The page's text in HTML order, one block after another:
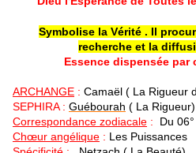
Symbolise la Vérité . Il
recherche et la
Essence dispensée par
ARCHANGE : Camaël ( La Rigueur
SEPHIRA : Guébourah ( La Rigueur)
Correspondance zodiacale :
Du
Chœur angélique : Les Puissances